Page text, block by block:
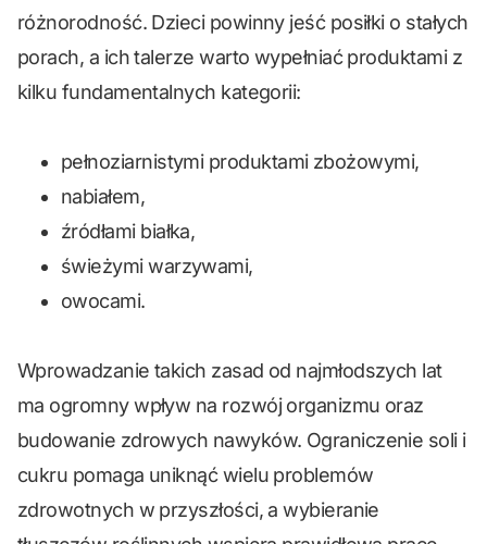
różnorodność. Dzieci powinny jeść posiłki o stałych
porach, a ich talerze warto wypełniać produktami z
kilku fundamentalnych kategorii:
pełnoziarnistymi produktami zbożowymi,
nabiałem,
źródłami białka,
świeżymi warzywami,
owocami.
Wprowadzanie takich zasad od najmłodszych lat
ma ogromny wpływ na rozwój organizmu oraz
budowanie zdrowych nawyków. Ograniczenie soli i
cukru pomaga uniknąć wielu problemów
zdrowotnych w przyszłości, a wybieranie